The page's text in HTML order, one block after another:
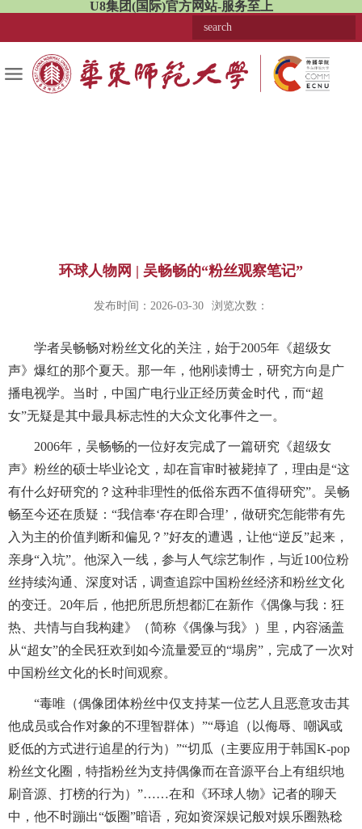
U8集团(国际)官方网站-服务至上
环球人物网 | 吴畅畅的“粉丝观察笔记”
发布时间：2026-03-30 浏览次数：
学者吴畅畅对粉丝文化的关注，始于2005年《超级女
声》爆红的那个夏天。那一年，他刚读博士，研究方向是广
播电视学。当时，中国广电行业正经历黄金时代，而“超
女”无疑是其中最具标志性的大众文化事件之一。
2006年，吴畅畅的一位好友完成了一篇研究《超级女
声》粉丝的硕士毕业论文，却在盲审时被毙掉了，理由是“这
有什么好研究的？这种非理性的低俗东西不值得研究”。吴畅
畅至今还在质疑：“我信奉‘存在即合理’，做研究怎能带有先
入为主的价值判断和偏见？”好友的遭遇，让他“逆反”起来，
亲身“入坑”。他深入一线，参与人气综艺制作，与近100位粉
丝持续沟通、深度对话，调查追踪中国粉丝经济和粉丝文化
的变迁。20年后，他把所思所想都汇在新作《偶像与我：狂
热、共情与自我构建》（简称《偶像与我》）里，内容涵盖
从“超女”的全民狂欢到如今流量爱豆的“塌房”，完成了一次对
中国粉丝文化的长时间观察。
“毒唯（偶像团体粉丝中仅支持某一位艺人且恶意攻击其
他成员或合作对象的不理智群体）”“辱追（以侮辱、嘲讽或
贬低的方式进行追星的行为）”“切瓜（主要应用于韩国K-pop
粉丝文化圈，特指粉丝为支持偶像而在音源平台上有组织地
刷音源、打榜的行为）”……在和《环球人物》记者的聊天
中，他不时蹦出“饭圈”暗语，宛如资深娱记般对娱乐圈熟稔